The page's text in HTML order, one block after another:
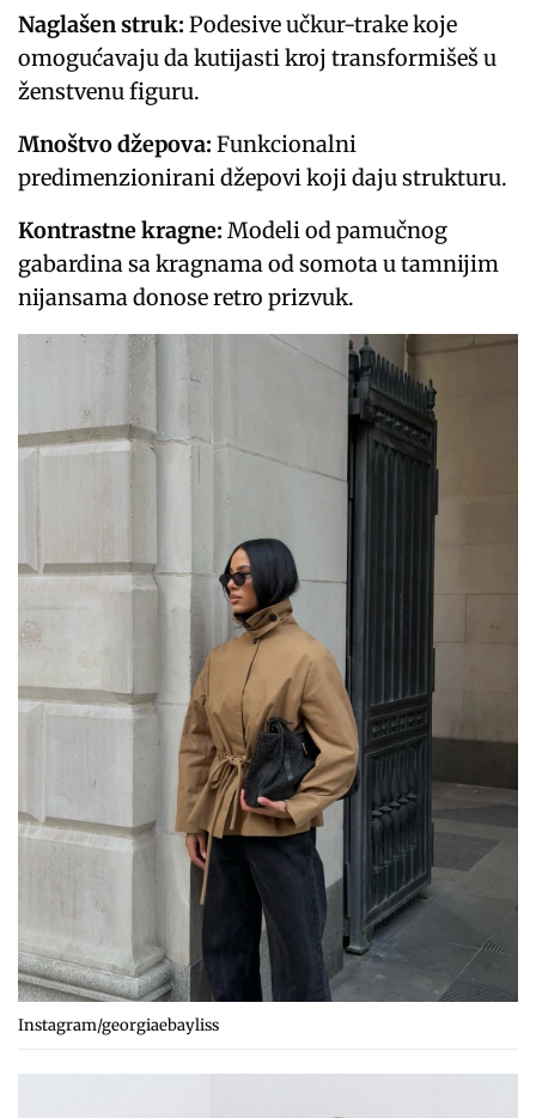
Naglašen struk: Podesive učkur-trake koje
omogućavaju da kutijasti kroj transformišeš u
ženstvenu figuru.
Mnoštvo džepova: Funkcionalni
predimenzionirani džepovi koji daju strukturu.
Kontrastne kragne: Modeli od pamučnog
gabardina sa kragnama od somota u tamnijim
nijansama donose retro prizvuk.
Instagram/georgiaebayliss